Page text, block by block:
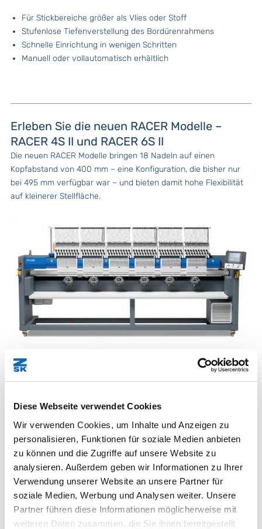
Diese Webseite verwendet Cookies
Wir verwenden Cookies, um Inhalte und Anzeigen zu
personalisieren, Funktionen für soziale Medien anbieten
zu können und die Zugriffe auf unsere Website zu
analysieren. Außerdem geben wir Informationen zu Ihrer
Verwendung unserer Website an unsere Partner für
soziale Medien, Werbung und Analysen weiter. Unsere
Partner führen diese Informationen möglicherweise mit
weiteren Daten zusammen, die Sie ihnen bereitgestellt
Für Stickbereiche größer als Vlies oder Stoff
Stufenlose Tiefenverstellung des Bordürenrahmens
Schnelle Einrichtung in wenigen Schritten
Manuell oder vollautomatisch erhältlich
Erleben Sie die neuen RACER Modelle –
RACER 4S II und RACER 6S II
Die neuen RACER Modelle bringen 18 Nadeln auf einen
Kopfabstand von 400 mm – eine Konfiguration, die bisher nur
bei 495 mm verfügbar war – und bieten damit hohe Flexibilität
auf kleinerer Stellfläche.
Neues Model
Stickgeschwindigkeit [U/min]: Bordürenrahmen 1.000 ·
Tubular 1.100 · Kappe 1.000
Stickfeldgröße [mm]: Bordürenrahmen 2.400×500 · Tubular
405×395 · Kappe 90×360
Kopfabstand [mm]: 400
Maße L×T×H [mm]: 3.380×1.330×1.720